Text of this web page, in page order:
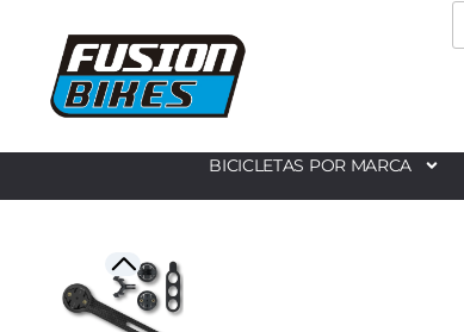
BICICLETAS POR MARCA